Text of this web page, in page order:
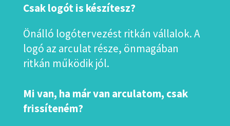
Csak logót is készítesz?
Önálló logótervezést ritkán vállalok. A
logó az arculat része, önmagában
ritkán működik jól.
Mi van, ha már van arculatom, csak
frissíteném?